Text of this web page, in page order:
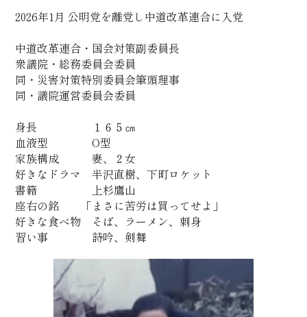
2026年1月 公明党を離党し中道改革連合に入党
中道改革連合・国会対策副委員長
衆議院・総務委員会委員
同・災害対策特別委員会筆頭理事
同・議院運営委員会委員
身長　　　　　１６５㎝
血液型　　　　O型
家族構成　　　妻、２女
好きなドラマ　半沢直樹、下町ロケット
書籍　　　　　上杉鷹山
座右の銘　　「まさに苦労は買ってせよ」
好きな食べ物　そば、ラーメン、刺身
習い事　　　　詩吟、剣舞